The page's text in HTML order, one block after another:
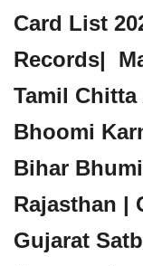
Card List
Records|
Tamil
Bhoomi
Bihar
Rajasthan |
Gujarat